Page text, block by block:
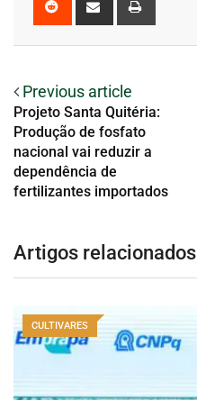
Previous article
Projeto Santa Quitéria:
Produção de fosfato
nacional vai reduzir a
dependência de
fertilizantes importados
Artigos relacionados
CULTIVARES